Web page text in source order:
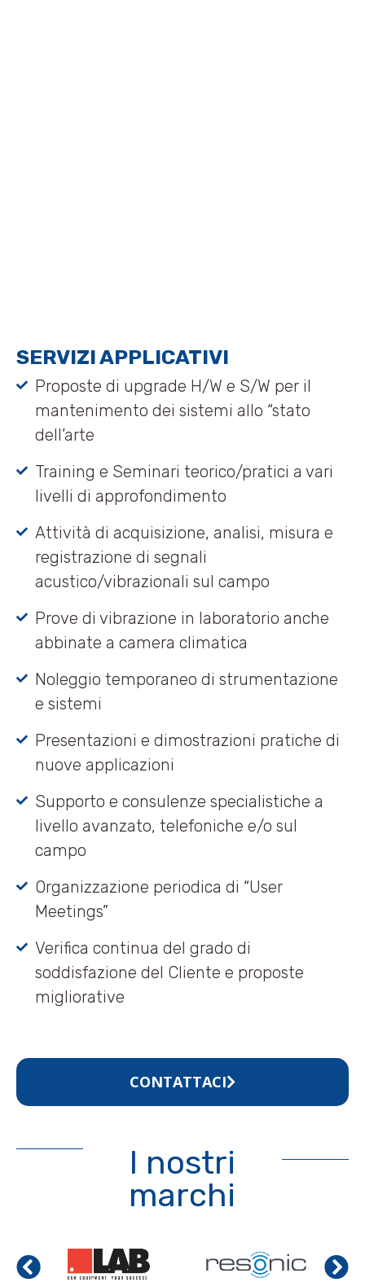
SERVIZI APPLICATIVI
Proposte di upgrade H/W e S/W per il
mantenimento dei sistemi allo “stato
dell’arte
Training e Seminari teorico/pratici a vari
livelli di approfondimento
Attività di acquisizione, analisi, misura e
registrazione di segnali
acustico/vibrazionali sul campo
Prove di vibrazione in laboratorio anche
abbinate a camera climatica
Noleggio temporaneo di strumentazione
e sistemi
Presentazioni e dimostrazioni pratiche di
nuove applicazioni
Supporto e consulenze specialistiche a
livello avanzato, telefoniche e/o sul
campo
Organizzazione periodica di “User
Meetings”
Verifica continua del grado di
soddisfazione del Cliente e proposte
migliorative
CONTATTACI
I nostri
marchi